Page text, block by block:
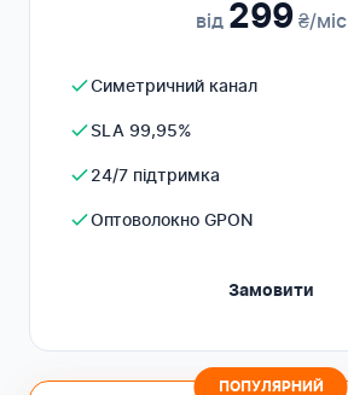
від 299₴/міс
Симетричний канал
SLA 99,95%
24/7 підтримка
Оптоволокно GPON
Замовити
ПОПУЛЯРНИЙ